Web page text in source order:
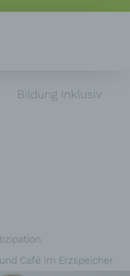
Bildung Inklusiv
Café im Erzspeicher